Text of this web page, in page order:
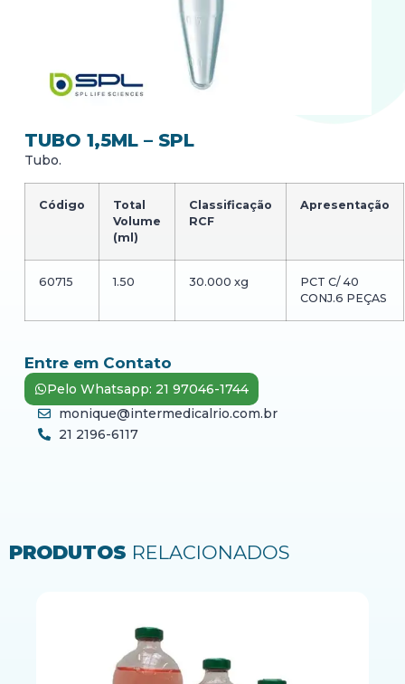
TUBO 1,5ML – SPL
Tubo.
Código
Total
Volume
(ml)
Classificação
RCF
Apresentação
60715 1.50 30.000 xg
PCT C/ 40
CONJ.6 PEÇAS
Entre em Contato
Pelo Whatsapp: 21 97046-1744
monique@intermedicalrio.com.br
21 2196-6117
PRODUTOS RELACIONADOS